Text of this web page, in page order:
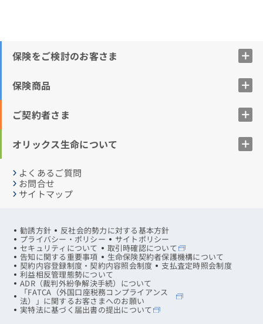
保険をご検討のお客さま
保険商品
ご契約者さま
オリックス生命について
よくあるご質問
お問合せ
サイトマップ
勧誘方針 反社会的勢力に対する基本方針
プライバシー・ポリシー サイトポリシー
セキュリティについて 取引時確認について
告知に関する重要事項 生命保険契約者保護機構について
契約内容登録制度・契約内容照会制度 支払査定時照会制度
利益相反管理態勢について
ADR（裁判外紛争解決手続）について
「FATCA（外国口座税務コンプライアンス
法）」に関するお客さまへのお願い
実特法に基づく届出書の提出について